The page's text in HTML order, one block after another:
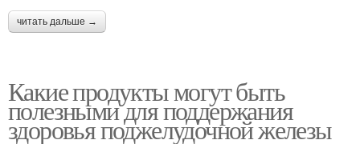
читать дальше →
Какие продукты могут быть
полезными для поддержания
здоровья поджелудочной железы